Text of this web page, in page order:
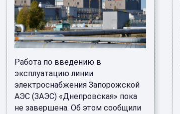
Работа по введению в
эксплуатацию линии
электроснабжения Запорожской
АЭС (ЗАЭС) «Днепровская» пока
не завершена. Об этом сообщили